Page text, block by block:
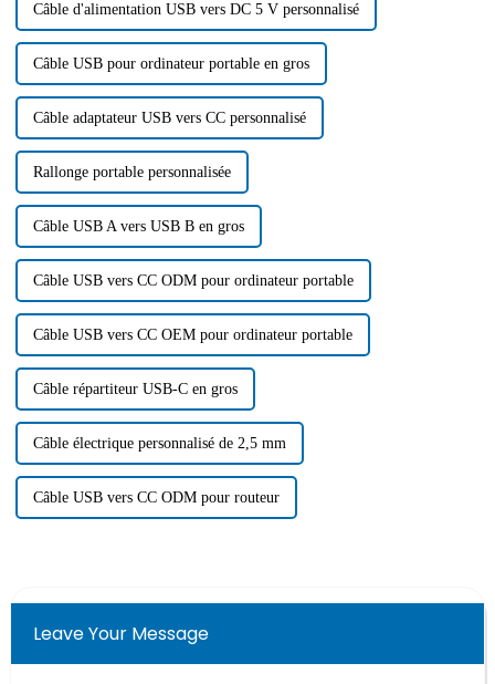
Câble d'alimentation USB vers DC 5 V personnalisé
Câble USB pour ordinateur portable en gros
Câble adaptateur USB vers CC personnalisé
Rallonge portable personnalisée
Câble USB A vers USB B en gros
Câble USB vers CC ODM pour ordinateur portable
Câble USB vers CC OEM pour ordinateur portable
Câble répartiteur USB-C en gros
Câble électrique personnalisé de 2,5 mm
Câble USB vers CC ODM pour routeur
Leave Your Message